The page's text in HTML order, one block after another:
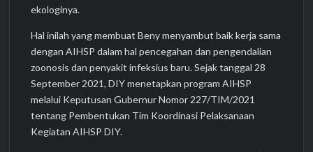
ekologinya.
Hal inilah yang membuat Beny menyambut baik kerja sama
dengan AIHSP dalam hal pencegahan dan pengendalian
zoonosis dan penyakit infeksius baru. Sejak tanggal 28
September 2021, DIY menetapkan program AIHSP
melalui Keputusan Gubernur Nomor 227/TIM/2021
tentang Pembentukan Tim Koordinasi Pelaksanaan
Kegiatan AIHSP DIY.